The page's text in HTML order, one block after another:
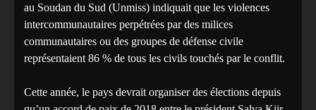
au Soudan du Sud (Unmiss) indiquait que les violences
intercommunautaires perpétrées par des milices
communautaires ou des groupes de défense civile
représentaient 86 % de tous les civils touchés par le conflit.
Cette année, le pays devrait organiser des élections depuis